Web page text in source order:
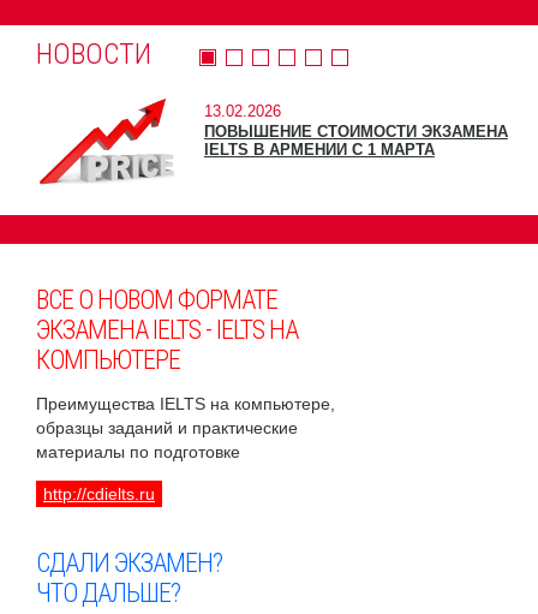
НОВОСТИ
13.02.2026
ПОВЫШЕНИЕ СТОИМОСТИ ЭКЗАМЕНА
IELTS В АРМЕНИИ С 1 МАРТА
ВСЕ О НОВОМ ФОРМАТЕ
ЭКЗАМЕНА IELTS - IELTS НА
КОМПЬЮТЕРЕ
Преимущества IELTS на компьютере,
образцы заданий и практические
материалы по подготовке
http://cdielts.ru
СДАЛИ ЭКЗАМЕН?
ЧТО ДАЛЬШЕ?